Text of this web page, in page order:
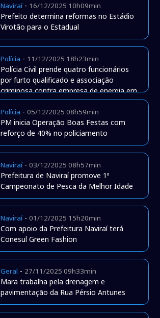
Naviraí- 16/12/2025 10h09min
Prefeito determina reformas no Estádio
Virotão para o Estadual
Polícia - 11/12/2025 18h23min
Polícia Civil prende quatro funcionários
por furto qualificado e associação
criminosa contra empresa de energia em
Naviraí
Polícia -05/12/2025 08h59min
PM inicia Operação Boas Festas com
reforço de 40% no policiamento
Naviraí-03/12/2025 08h57min
Prefeitura de Naviraí promove 1º
Campeonato de Pesca da Melhor Idade
Naviraí-01/12/2025 15h20min
Com apoio da Prefeitura Naviraí terá
Conesul Green Fashion
Geral - 27/11/2025 09h33min
Mara trabalha pela drenagem e
pavimentação da Rua Pérsio Antunes